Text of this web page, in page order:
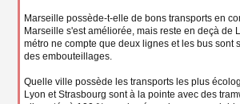
Marseille possède-t-elle de bons transports en
Marseille s'est améliorée, mais reste en deçà de
métro ne compte que deux lignes et les bus sont
des embouteillages.
Quelle ville possède les transports les plus
Lyon et Strasbourg sont à la pointe avec des